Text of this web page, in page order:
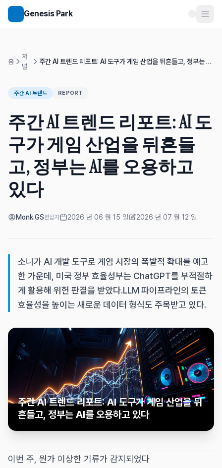
메인 콘텐츠로 건너뛰기
Genesis Park
홈
저
널
주간 AI 트렌드 리포트: AI 도구가 게임 산업을 뒤흔들고, 정부는 AI
주간 AI 트렌드 REPORT
주간 AI 트렌드 리포트: AI 도
구가 게임 산업을 뒤흔들
고, 정부는 AI를 오용하고
있다
Monk.GS편집자
게시일
2026 년 06 월 15 일
수정일
2026 년 07 월 12 일
소니가 AI 개발 도구로 게임 시장의 폭발적 확대를 예고
한 가운데, 미국 정부 효율성부는 ChatGPT를 부적절하
게 활용해 위헌 판결을 받았다.LLM 파이프라인의 토큰
효율성을 높이는 새로운 데이터 형식도 주목받고 있다.
주간 AI 트렌드 리포트: AI 도구가 게임 산업을 뒤
흔들고, 정부는 AI를 오용하고 있다
이번 주, 뭔가 이상한 기류가 감지되었다